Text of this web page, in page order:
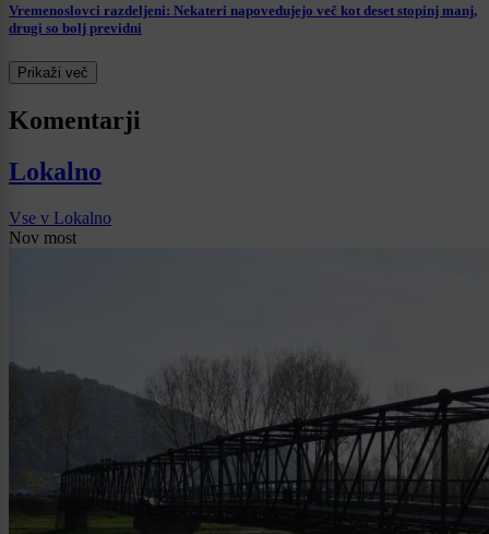
Vremenoslovci razdeljeni: Nekateri napovedujejo več kot deset stopinj manj,
drugi so bolj previdni
Prikaži več
Komentarji
Lokalno
Vse v Lokalno
Nov most